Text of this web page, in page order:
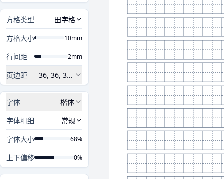
方格类型
田字格
方格大小
10mm
行间距 2mm
页边距 36,36,36, 36
字体
楷体
字体粗细
常规
字体大小
68%
上下偏移 0%